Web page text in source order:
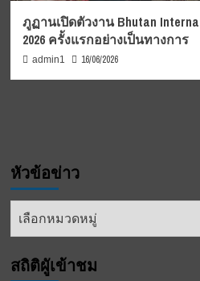
ภูฏานเปิดตัวงาน Bhutan
2026 ครั้งแรกอย่างเป็นทางการ
admin1 16/06/2026
หัวข้อข่าว
หัวข้อ
สถิติผูัเข้าชม